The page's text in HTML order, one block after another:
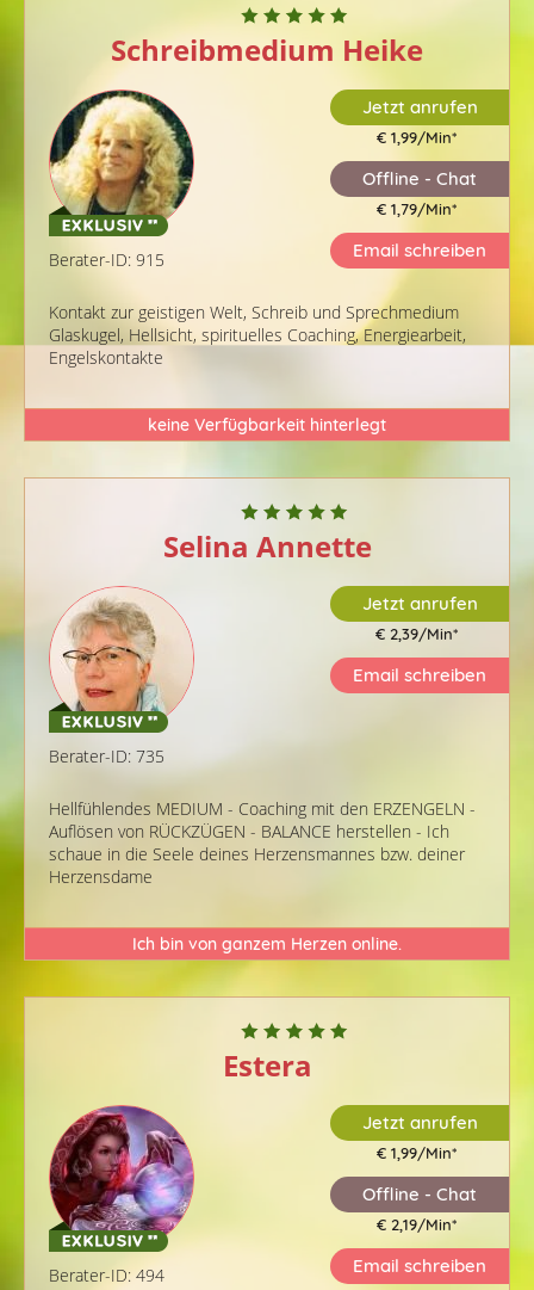
Schreibmedium Heike
Berater-ID: 915
Kontakt zur geistigen Welt, Schreib und Sprechmedium
Glaskugel, Hellsicht, spirituelles Coaching, Energiearbeit,
Engelskontakte
Jetzt anrufen
€ 1,99/Min*
Offline - Chat
€ 1,79/Min*
Email schreiben
keine Verfügbarkeit hinterlegt
Selina Annette
Berater-ID: 735
Hellfühlendes MEDIUM - Coaching mit den ERZENGELN -
Auflösen von RÜCKZÜGEN - BALANCE herstellen - Ich
schaue in die Seele deines Herzensmannes bzw. deiner
Herzensdame
Jetzt anrufen
€ 2,39/Min*
Email schreiben
Ich bin von ganzem Herzen online.
Estera
Berater-ID: 494
Jetzt anrufen
€ 1,99/Min*
Offline - Chat
€ 2,19/Min*
Email schreiben